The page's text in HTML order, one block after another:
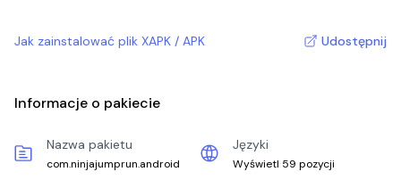
Jak zainstalować plik XAPK / APK Udostępnij
Informacje o pakiecie
Nazwa pakietu
com.ninjajumprun.android
Języki
Wyświetl 59 pozycji